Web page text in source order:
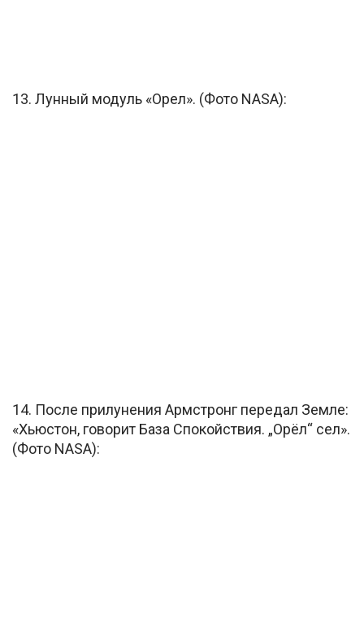
13. Лунный модуль «Орел». (Фото NASA):
14. После прилунения Армстронг передал Земле:
«Хьюстон, говорит База Спокойствия. „Орёл“ сел».
(Фото NASA):